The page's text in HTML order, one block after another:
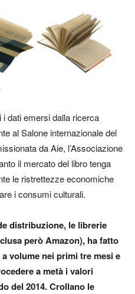
dati emersi dalla ricerca
al Salone internazionale del
da Aie, l’Associazione
il mercato del libro tenga
le ristrettezze economiche
i consumi culturali.
distribuzione, le librerie
però Amazon), ha fatto
volume nei primi tre mesi e
a metà i valori
del 2014.Crollano le